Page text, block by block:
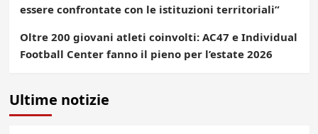
essere confrontate con le istituzioni territoriali”
Oltre 200 giovani atleti coinvolti: AC47 e Individual
Football Center fanno il pieno per l’estate 2026
Ultime notizie